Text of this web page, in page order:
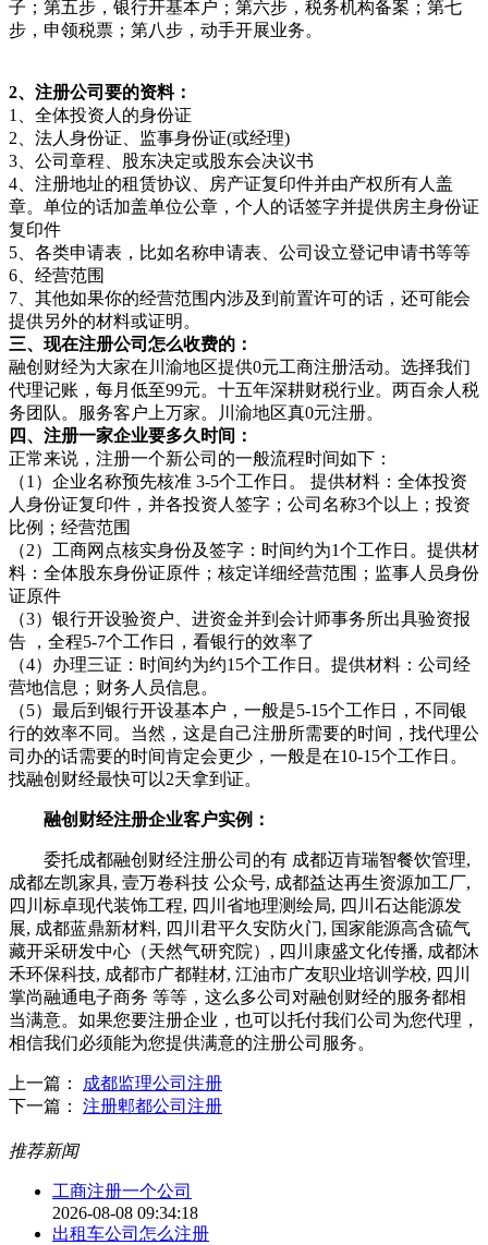
子；第五步，银行开基本户；第六步，税务机构备案；第七
步，申领税票；第八步，动手开展业务。
2、注册公司要的资料：
1、全体投资人的身份证
2、法人身份证、监事身份证(或经理)
3、公司章程、股东决定或股东会决议书
4、注册地址的租赁协议、房产证复印件并由产权所有人盖
章。单位的话加盖单位公章，个人的话签字并提供房主身份证
复印件
5、各类申请表，比如名称申请表、公司设立登记申请书等等
6、经营范围
7、其他如果你的经营范围内涉及到前置许可的话，还可能会
提供另外的材料或证明。
三、现在注册公司怎么收费的：
融创财经为大家在川渝地区提供0元工商注册活动。选择我们
代理记账，每月低至99元。十五年深耕财税行业。两百余人税
务团队。服务客户上万家。川渝地区真0元注册。
四、注册一家企业要多久时间：
正常来说，注册一个新公司的一般流程时间如下：
（1）企业名称预先核准 3-5个工作日。 提供材料：全体投资
人身份证复印件，并各投资人签字；公司名称3个以上；投资
比例；经营范围
（2）工商网点核实身份及签字：时间约为1个工作日。提供材
料：全体股东身份证原件；核定详细经营范围；监事人员身份
证原件
（3）银行开设验资户、进资金并到会计师事务所出具验资报
告 ，全程5-7个工作日，看银行的效率了
（4）办理三证：时间约为约15个工作日。提供材料：公司经
营地信息；财务人员信息。
（5）最后到银行开设基本户，一般是5-15个工作日，不同银
行的效率不同。当然，这是自己注册所需要的时间，找代理公
司办的话需要的时间肯定会更少，一般是在10-15个工作日。
找融创财经最快可以2天拿到证。
融创财经注册企业客户实例：
委托成都融创财经注册公司的有 成都迈肯瑞智餐饮管理,
成都左凯家具, 壹万卷科技 公众号, 成都益达再生资源加工厂,
四川标卓现代装饰工程, 四川省地理测绘局, 四川石达能源发
展, 成都蓝鼎新材料, 四川君平久安防火门, 国家能源高含硫气
藏开采研发中心（天然气研究院）, 四川康盛文化传播, 成都沐
禾环保科技, 成都市广都鞋材, 江油市广友职业培训学校, 四川
掌尚融通电子商务 等等，这么多公司对融创财经的服务都相
当满意。如果您要注册企业，也可以托付我们公司为您代理，
相信我们必须能为您提供满意的注册公司服务。
上一篇：
成都监理公司注册
下一篇： 注册郫都公司注册
推荐新闻
工商注册一个公司
2026-08-08 09:34:18
出租车公司怎么注册